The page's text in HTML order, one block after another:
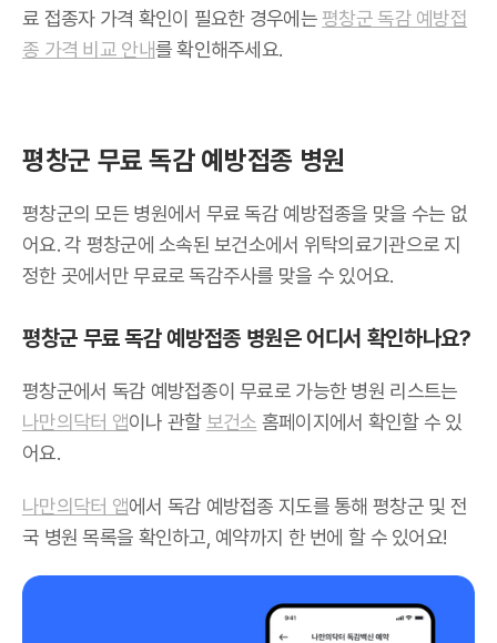
료 접종자 가격 확인이 필요한 경우에는평창군 독감 예방접
종 가격 비교 안내를 확인해주세요.
평창군 무료 독감 예방접종 병원
평창군의 모든 병원에서 무료 독감 예방접종을 맞을 수는 없
어요. 각 평창군에 소속된 보건소에서 위탁의료기관으로 지
정한 곳에서만 무료로 독감주사를 맞을 수 있어요.
평창군 무료 독감 예방접종 병원은 어디서 확인하나요?
평창군에서 독감 예방접종이 무료로 가능한 병원 리스트는
나만의닥터 앱이나 관할보건소 홈페이지에서 확인할 수 있
어요.
나만의닥터 앱에서 독감 예방접종 지도를 통해 평창군 및 전
국 병원 목록을 확인하고, 예약까지 한 번에 할 수 있어요!